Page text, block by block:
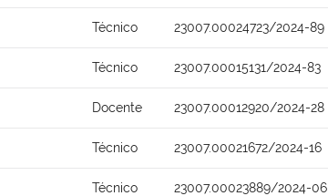
Técnico 23007.00024723/2024-89
Técnico 23007.00015131/2024-83
Docente 23007.00012920/2024-28
Técnico 23007.00021672/2024-16
Técnico 23007.00023889/2024-06